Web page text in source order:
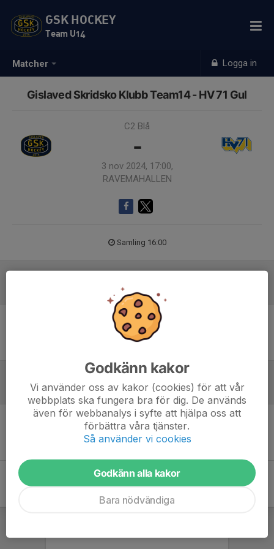
Matcher Logga in
GSK HOCKEY
Team U14
Gislaved Skridsko Klubb Team14 - HV 71 Gul
C2 Blå
-
3 nov 2024, 17:00,
RAVEMAHALLEN
Samling 16:00
Ingen uppställning ifylld
Referat
Inget referat skrivet
Godkänn kakor
Vi använder oss av kakor (cookies) för att vår
webbplats ska fungera bra för dig. De används
även för webbanalys i syfte att hjälpa oss att
förbättra våra tjänster.
Så använder vi cookies
Godkänn alla kakor
Bara nödvändiga